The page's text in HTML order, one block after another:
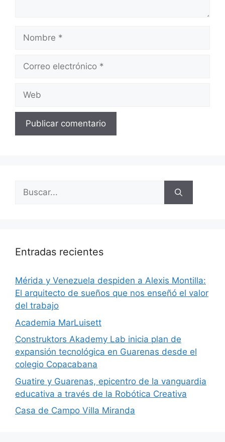
Entradas recientes
​Mérida y Venezuela despiden a Alexis Montilla:
El arquitecto de sueños que nos enseñó el valor
del trabajo
Academia MarLuisett
Construktors Akademy Lab inicia plan de
expansión tecnológica en Guarenas desde el
colegio Copacabana
Guatire y Guarenas, epicentro de la vanguardia
educativa a través de la Robótica Creativa
Casa de Campo Villa Miranda